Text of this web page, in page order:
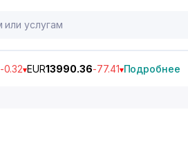
-0.32 EUR13990.36-77.41 Подробнее